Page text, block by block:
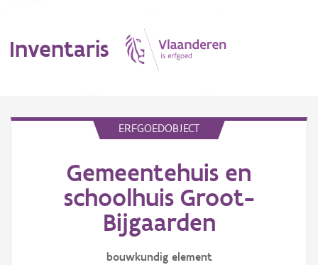
Inventaris
Erfgoedobject
Aanduidingsobject
ERFGOEDOBJECT
Gemeentehuis en
schoolhuis Groot-
Bijgaarden
bouwkundig element